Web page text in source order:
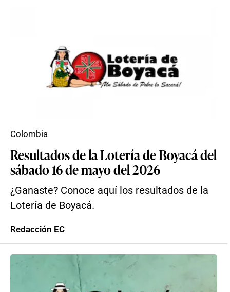
Resultados de la Lotería de Boyacá del
sábado 16 de mayo del 2026
¿Ganaste? Conoce aquí los resultados de la
Lotería de Boyacá.
Colombia
Redacción EC